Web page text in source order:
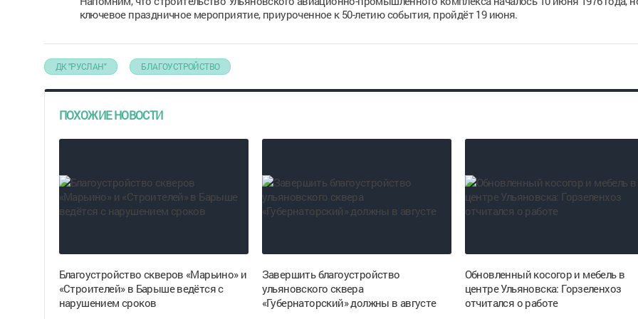
ключевое праздничное мероприятие, приуроченное к 50-летию события, пройдёт 19 июня.
ДК "РУСЛАН" БЛАГОУСТРОЙСТВО
ПОХОЖИЕ НОВОСТИ
Благоустройство скверов «Марьино» и
«Строителей» в Барыше ведётся с
нарушением сроков
Завершить благоустройство
ульяновского сквера
«Губернаторский» должны в августе
Обновленный косогор и мебель в
центре Ульяновска: Горзеленхоз
отчитался о работе